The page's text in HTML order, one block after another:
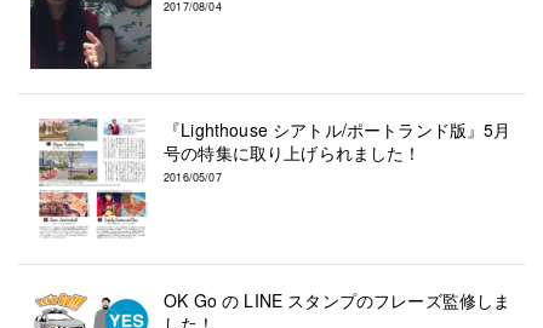
2017/08/04
『Lighthouse シアトル/ポートランド版』5月
号の特集に取り上げられました！
2016/05/07
OK Go の LINE スタンプのフレーズ監修しま